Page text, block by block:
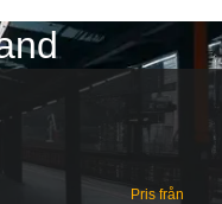
Pris från